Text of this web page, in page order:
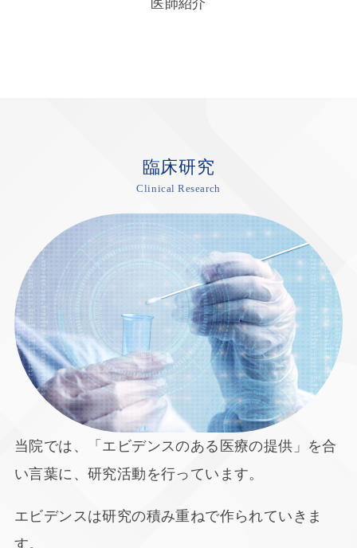
医師紹介
臨床研究
Clinical Research
当院では、「エビデンスのある医療の提供」を合
い言葉に、 研究活動を行っています。
エビデンスは研究の積み重ねで作られていきま
す。